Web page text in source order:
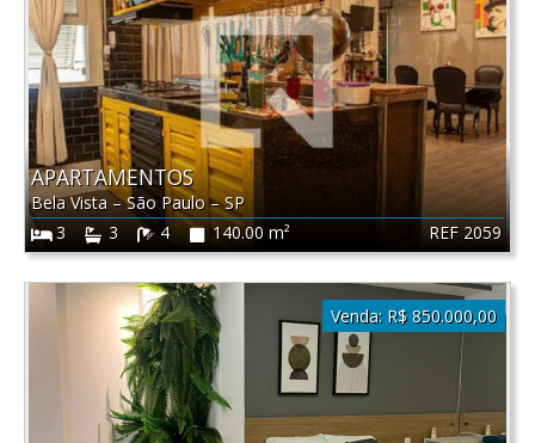
REF 2059
APARTAMENTOS
Bela Vista –São Paulo–SP
3
3 4 140.00 m²
Venda: R$ 850.000,00